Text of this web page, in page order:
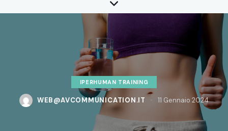
IPERHUMAN TRAINING
WEB@AVCOMMUNICATION.IT 11 Gennaio 2024